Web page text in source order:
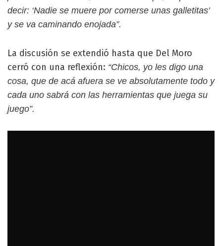
decir: ‘Nadie se muere por comerse unas galletitas’
y se va caminando enojada”.
La discusión se extendió hasta que Del Moro
cerró con una reflexión: “Chicos, yo les digo una
cosa, que de acá afuera se ve absolutamente todo y
cada uno sabrá con las herramientas que juega su
juego”.